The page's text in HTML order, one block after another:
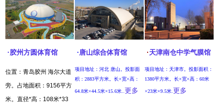
· 胶州方圆体育馆
位置：青岛胶州 海尔大道
旁。占地面积：9156平方
米。直径*高：108米*33
·唐山综合体育馆
项目地址：河北 唐山。投影面
积：2883平方米。长×宽×高：
64.8米×44.5米×15.6米.. 更多
· 天津南仓中学气膜馆
项目地址：天津市。投影面积：
1380平方米。长×宽×高：60米
×23米×9.5米. 更多